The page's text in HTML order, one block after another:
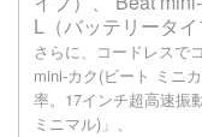
L（バッテリータイ
さらに、コードレスで
mini-カク(ビート ミニ
率。17インチ超高速振
ミニマル)」、